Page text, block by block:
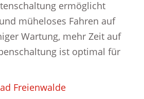
ermöglicht
müheloses Fahren auf
Wartung, mehr Zeit auf
ist optimal für
Freienwalde